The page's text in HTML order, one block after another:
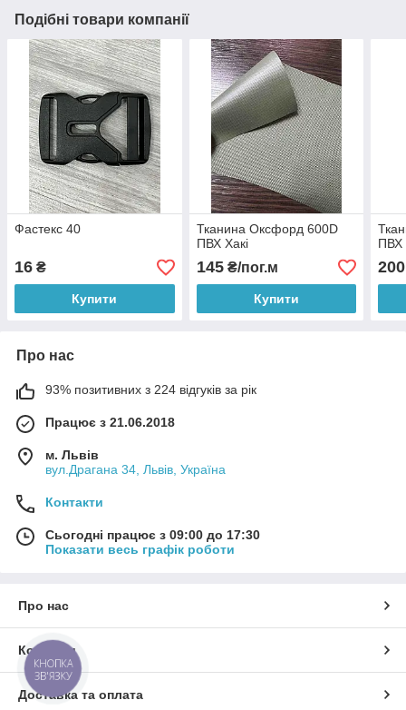
Подібні товари компанії
Фастекс 40
16 ₴
Купити
Тканина Оксфорд 600D
ПВХ Хакі
145₴/пог.м
Купити
ПВХ
200
Про нас
93% позитивних з 224 відгуків за рік
Працює з 21.06.2018
м. Львів
вул.Драгана 34, Львів, Україна
Контакти
Сьогодні працює з 09:00 до 17:30
Показати весь графік роботи
Про нас
Контакти
Доставка та оплата
КНОПКА
ЗВ'ЯЗКУ